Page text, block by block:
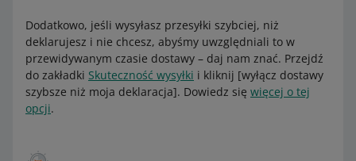
Dodatkowo, jeśli wysyłasz przesyłki szybciej, niż
deklarujesz i nie chcesz, abyśmy uwzględniali to w
przewidywanym czasie dostawy – daj nam znać. Przejdź
do zakładki Skuteczność wysyłki i kliknij [wyłącz dostawy
szybsze niż moja deklaracja]. Dowiedz się więcej o tej
opcji.